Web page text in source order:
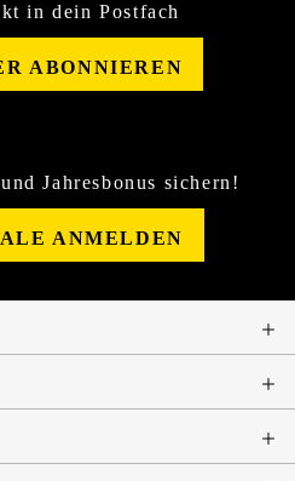
in dein Postfach
ABONNIEREN
Jahresbonus sichern!
ANMELDEN